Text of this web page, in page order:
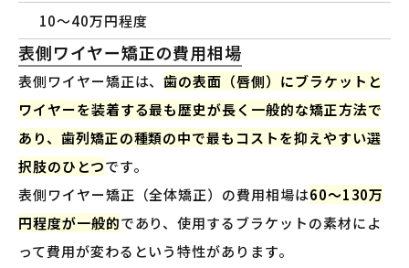
10〜40万円程度
表側ワイヤー矯正の費用相場
表側ワイヤー矯正は、歯の表面（唇側）にブラケットと
ワイヤーを装着する最も歴史が長く一般的な矯正方法で
あり、歯列矯正の種類の中で最もコストを抑えやすい選
択肢のひとつです。
表側ワイヤー矯正（全体矯正）の費用相場は60〜130万
円程度が一般的であり、使用するブラケットの素材によ
って費用が変わるという特性があります。